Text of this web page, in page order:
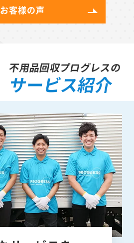
お客様の声
不用品回収プログレスの
サービス紹介